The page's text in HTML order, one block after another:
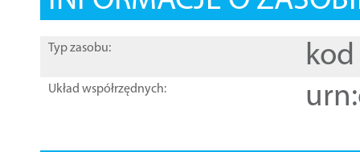
Typ zasobu: kod
Układ współrzędnych: